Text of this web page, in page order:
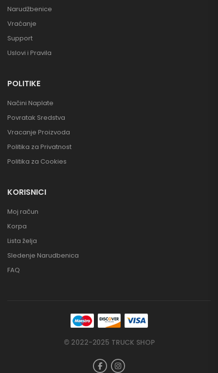
Narudžbenice
Vraćanje
Support
Uslovi i Pravila
POLITIKE
Načini Naplate
Povratak Sredstva
Vracanje Proizvoda
Politika za Privatnost
Politika za Cookies
KORISNICI
Moj račun
Korpa
Lista želja
Sledenje Narudbenica
FAQ
© 2022-2025 TRUCK SHOP